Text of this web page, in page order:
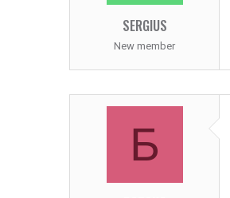
SERGIUS
New member
Б